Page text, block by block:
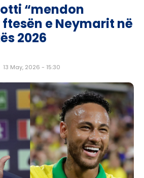
“mendon
e Neymarit në
2026
13 May, 2026 - 15:30